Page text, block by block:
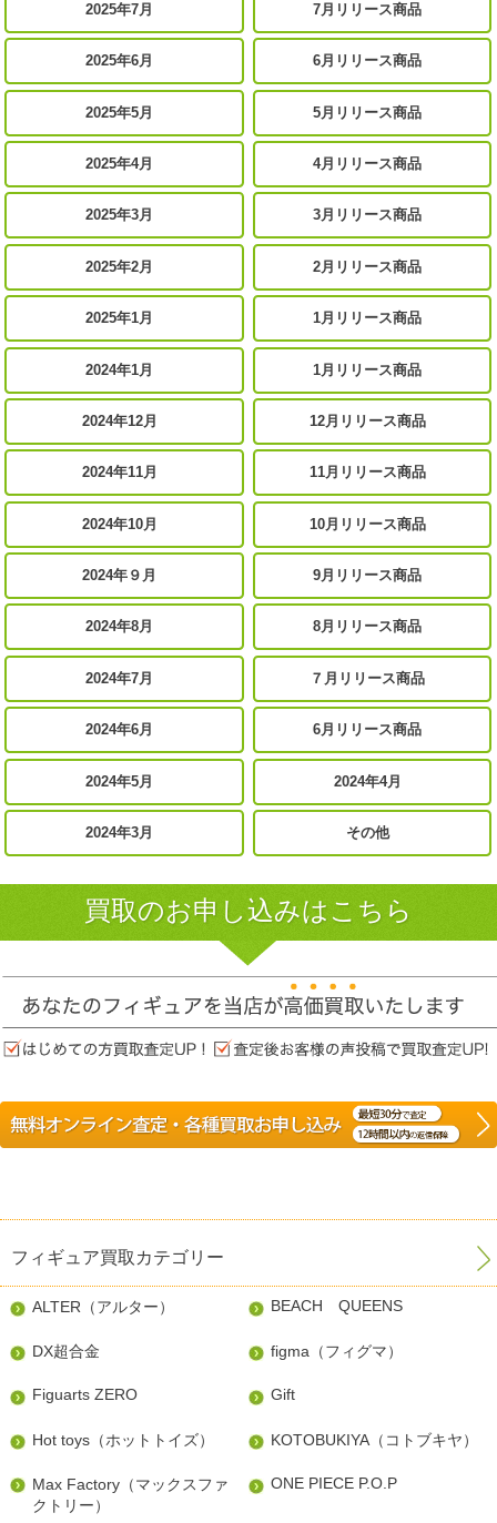
2025年7月 7月リリース商品
2025年6月 6月リリース商品
2025年5月 5月リリース商品
2025年4月 4月リリース商品
2025年3月 3月リリース商品
2025年2月 2月リリース商品
2025年1月 1月リリース商品
2024年1月 1月リリース商品
2024年12月 12月リリース商品
2024年11月 11月リリース商品
2024年10月 10月リリース商品
2024年９月 9月リリース商品
2024年8月 8月リリース商品
2024年7月 ７月リリース商品
2024年6月 6月リリース商品
2024年5月 2024年4月
2024年3月 その他
買取のお申し込みはこちら
フィギュア買取カテゴリー
ALTER（アルター） BEACH QUEENS
DX超合金 figma（フィグマ）
Figuarts ZERO Gift
Hot toys（ホットトイズ） KOTOBUKIYA（コトブキヤ）
Max Factory（マックスファ
クトリー）
ONE PIECE P.O.P